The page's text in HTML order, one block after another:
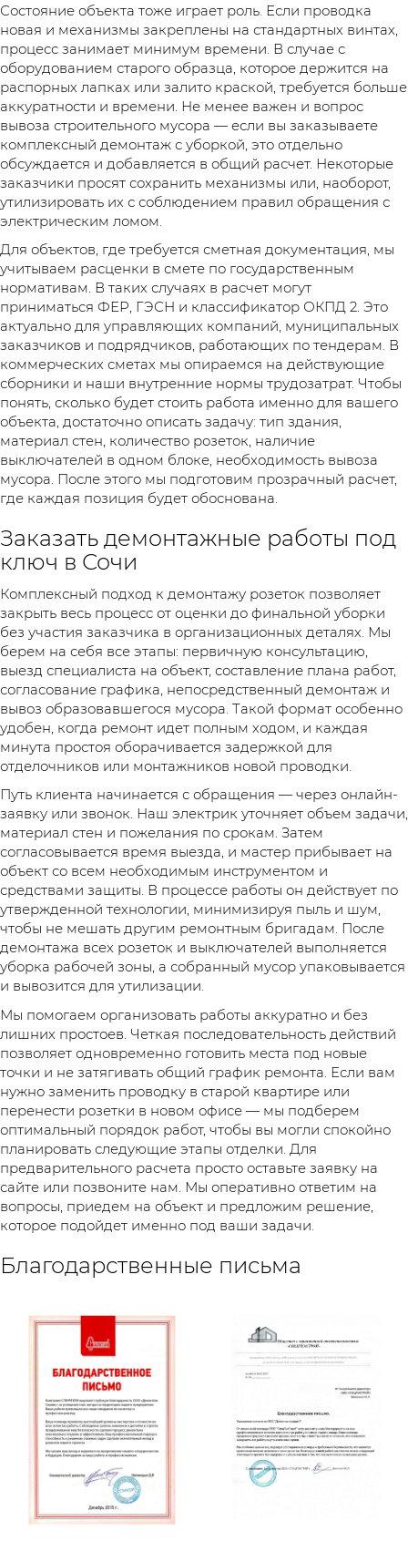
Состояние объекта тоже играет роль. Если проводка
новая и механизмы закреплены на стандартных винтах,
процесс занимает минимум времени. В случае с
оборудованием старого образца, которое держится на
распорных лапках или залито краской, требуется больше
аккуратности и времени. Не менее важен и вопрос
вывоза строительного мусора — если вы заказываете
комплексный демонтаж с уборкой, это отдельно
обсуждается и добавляется в общий расчет. Некоторые
заказчики просят сохранить механизмы или, наоборот,
утилизировать их с соблюдением правил обращения с
электрическим ломом.
Для объектов, где требуется сметная документация, мы
учитываем расценки в смете по государственным
нормативам. В таких случаях в расчет могут
приниматься ФЕР, ГЭСН и классификатор ОКПД 2. Это
актуально для управляющих компаний, муниципальных
заказчиков и подрядчиков, работающих по тендерам. В
коммерческих сметах мы опираемся на действующие
сборники и наши внутренние нормы трудозатрат. Чтобы
понять, сколько будет стоить работа именно для вашего
объекта, достаточно описать задачу: тип здания,
материал стен, количество розеток, наличие
выключателей в одном блоке, необходимость вывоза
мусора. После этого мы подготовим прозрачный расчет,
где каждая позиция будет обоснована.
Заказать демонтажные работы под
ключ в Сочи
Комплексный подход к демонтажу розеток позволяет
закрыть весь процесс от оценки до финальной уборки
без участия заказчика в организационных деталях. Мы
берем на себя все этапы: первичную консультацию,
выезд специалиста на объект, составление плана работ,
согласование графика, непосредственный демонтаж и
вывоз образовавшегося мусора. Такой формат особенно
удобен, когда ремонт идет полным ходом, и каждая
минута простоя оборачивается задержкой для
отделочников или монтажников новой проводки.
Путь клиента начинается с обращения — через онлайн-
заявку или звонок. Наш электрик уточняет объем задачи,
материал стен и пожелания по срокам. Затем
согласовывается время выезда, и мастер прибывает на
объект со всем необходимым инструментом и
средствами защиты. В процессе работы он действует по
утвержденной технологии, минимизируя пыль и шум,
чтобы не мешать другим ремонтным бригадам. После
демонтажа всех розеток и выключателей выполняется
уборка рабочей зоны, а собранный мусор упаковывается
и вывозится для утилизации.
Мы помогаем организовать работы аккуратно и без
лишних простоев. Четкая последовательность действий
позволяет одновременно готовить места под новые
точки и не затягивать общий график ремонта. Если вам
нужно заменить проводку в старой квартире или
перенести розетки в новом офисе — мы подберем
оптимальный порядок работ, чтобы вы могли спокойно
планировать следующие этапы отделки. Для
предварительного расчета просто оставьте заявку на
сайте или позвоните нам. Мы оперативно ответим на
вопросы, приедем на объект и предложим решение,
которое подойдет именно под ваши задачи.
Благодарственные письма